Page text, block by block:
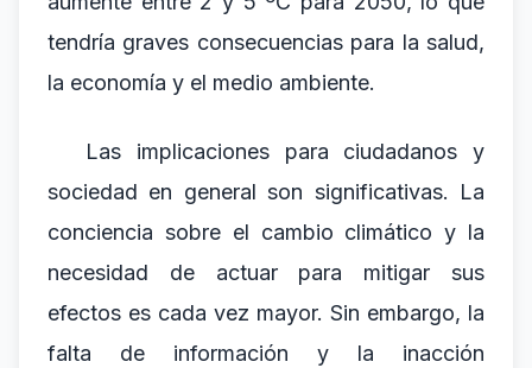
tendría graves consecuencias para la salud,
la economía y el medio ambiente.
Las implicaciones para ciudadanos y
sociedad en general son significativas. La
conciencia sobre el cambio climático y la
necesidad de actuar para mitigar sus
efectos es cada vez mayor. Sin embargo, la
falta de información y la inacción